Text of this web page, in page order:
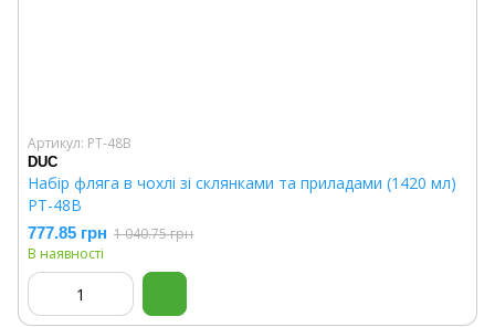
Артикул: PT-48B
DUC
Набір фляга в чохлі зі склянками та приладами (1420 мл)
PT-48B
777.85 грн 1 040.75 грн
В наявності